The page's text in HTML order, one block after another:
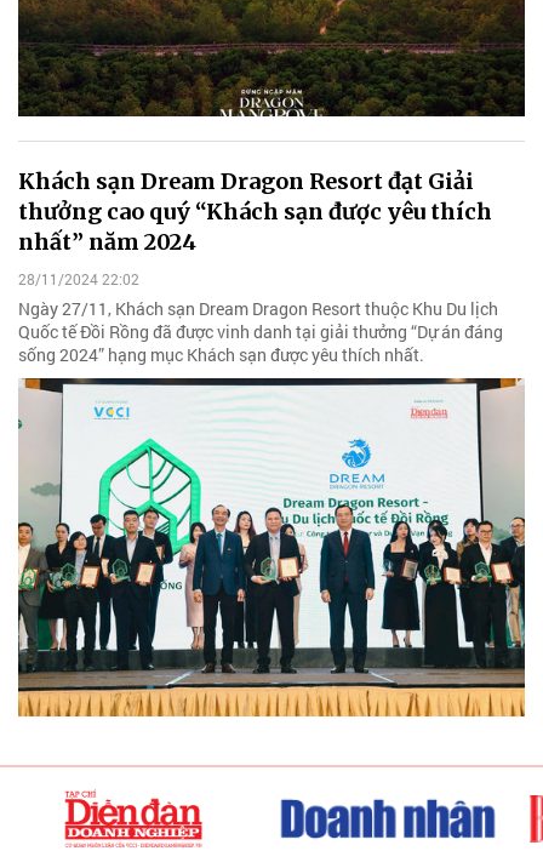
Khách sạn Dream Dragon Resort đạt Giải
thưởng cao quý “Khách sạn được yêu thích
nhất” năm 2024
28/11/2024 22:02
Ngày 27/11, Khách sạn Dream Dragon Resort thuộc Khu Du lịch
Quốc tế Đồi Rồng đã được vinh danh tại giải thưởng “Dự án đáng
sống 2024” hạng mục Khách sạn được yêu thích nhất.